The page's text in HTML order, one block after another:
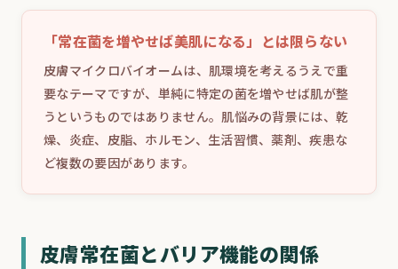
「常在菌を増やせば美肌になる」とは限らない
皮膚マイクロバイオームは、肌環境を考えるうえで重
要なテーマですが、単純に特定の菌を増やせば肌が整
うというものではありません。肌悩みの背景には、乾
燥、炎症、皮脂、ホルモン、生活習慣、薬剤、疾患な
ど複数の要因があります。
皮膚常在菌とバリア機能の関係